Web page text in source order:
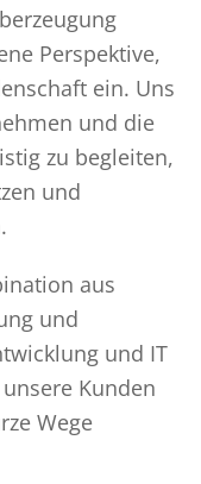
Perspektive,
ein. Uns
und die
zu begleiten,
und
aus
und
und IT
Kunden
Wege